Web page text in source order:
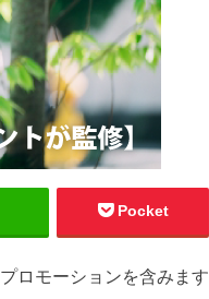
Pocket
プロモーションを含みます